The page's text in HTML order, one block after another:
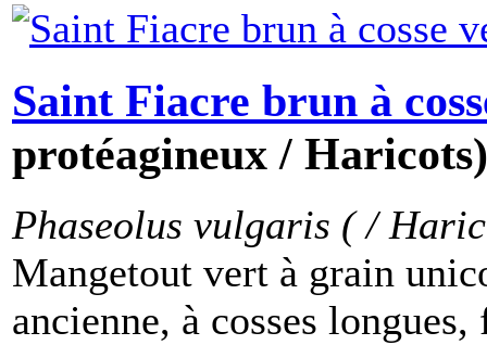
Saint Fiacre brun à
protéagineux / Haricots)
Phaseolus vulgaris ( /
Mangetout vert à grain
ancienne, à cosses